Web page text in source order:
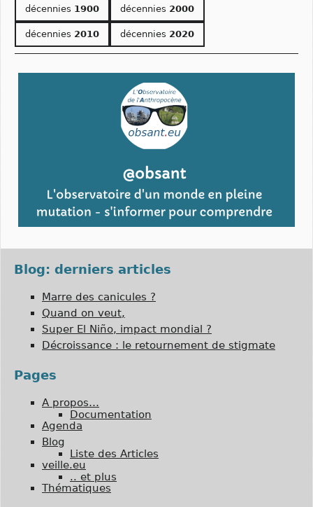
décennies 1900 décennies 2000
décennies 2010 décennies 2020
Blog: derniers articles
Marre des canicules ?
Quand on veut,
Super El Niño, impact mondial ?
Décroissance : le retournement de stigmate
Pages
A propos…
Documentation
Agenda
Blog
Liste des Articles
veille.eu
.. et plus
Thématiques